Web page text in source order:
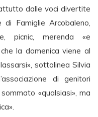
dalle voci divertite
Famiglie Arcobaleno,
picnic, merenda «e
la domenica viene al
sottolinea Silvia
di genitori
«qualsiasi», ma